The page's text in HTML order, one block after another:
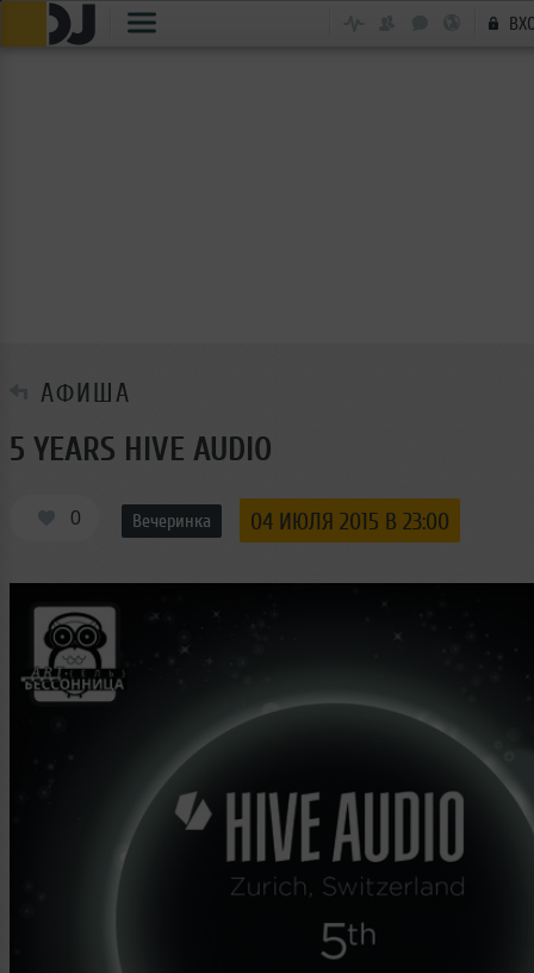
АФИША
5 YEARS HIVE AUDIO
0 Вечеринка 04 ИЮЛЯ 2015 В 23:00